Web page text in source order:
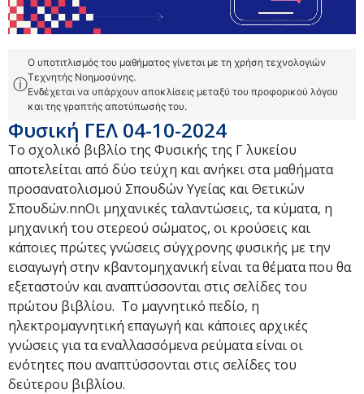
ⓘ
Ο υποτιτλισμός του μαθήματος γίνεται με τη χρήση τεχνολογιών
Τεχνητής Νοημοσύνης.
Ενδέχεται να υπάρχουν αποκλίσεις μεταξύ του προφορικού λόγου
και της γραπτής αποτύπωσής του.
Φυσική ΓΕΛ 04-10-2024
Το σχολικό βιβλίο της Φυσικής της Γ λυκείου
αποτελείται από δύο τεύχη και ανήκει στα μαθήματα
προσανατολισμού Σπουδών Υγείας και Θετικών
Σπουδών.nnΟι μηχανικές ταλαντώσεις, τα κύματα, η
μηχανική του στερεού σώματος, οι κρούσεις και
κάποιες πρώτες γνώσεις σύγχρονης φυσικής με την
εισαγωγή στην κβαντομηχανική είναι τα θέματα που θα
εξεταστούν και αναπτύσσονται στις σελίδες του
πρώτου βιβλίου. Το μαγνητικό πεδίο, η
ηλεκτρομαγνητική επαγωγή και κάποιες αρχικές
γνώσεις για τα εναλλασσόμενα ρεύματα είναι οι
ενότητες που αναπτύσσονται στις σελίδες του
δεύτερου βιβλίου.